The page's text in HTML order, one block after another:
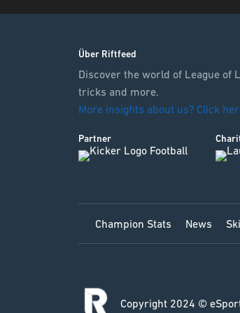
Über Riftfeed
Discover the world of League of
tricks and more.
More insights about us? Click
Partner
Champion Stats News
Copyright 2024 ©